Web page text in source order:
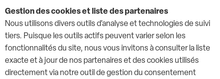
Gestion des cookies et liste des partenaires
Nous utilisons divers outils d’analyse et technologies de suivi
tiers. Puisque les outils actifs peuvent varier selon les
fonctionnalités du site, nous vous invitons à consulter la liste
exacte et à jour de nos partenaires et des cookies utilisés
directement via notre outil de gestion du consentement